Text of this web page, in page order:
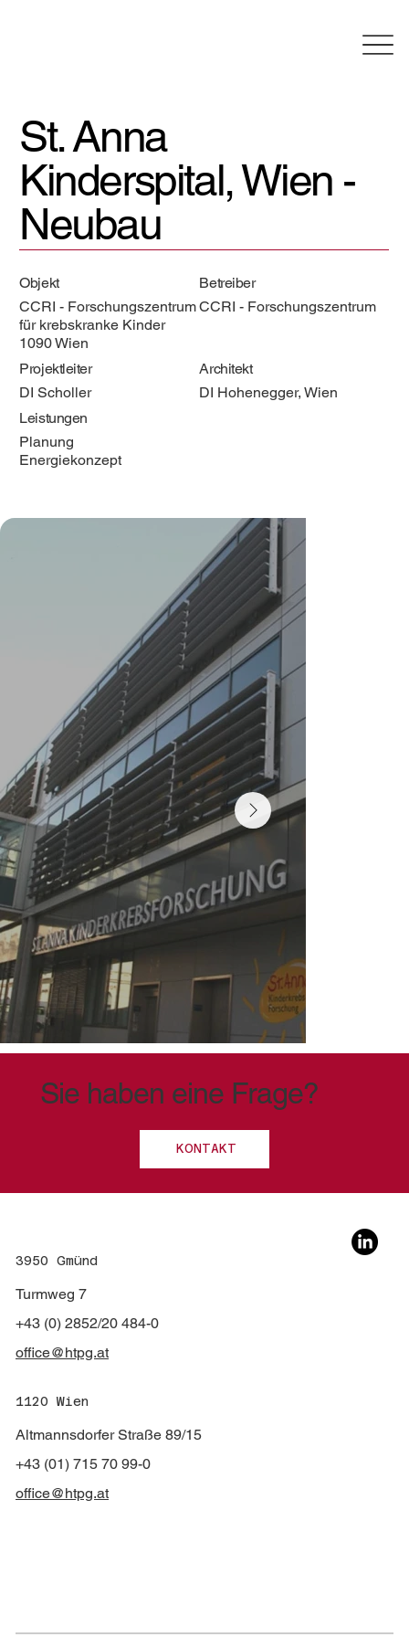
St. Anna
Kinderspital, Wien -
Neubau
CCRI - Forschungszentrum
für krebskranke Kinder
1090 Wien
Objekt
CCRI - Forschungszentrum
Betreiber
DI Scholler
Projektleiter
DI Hohenegger, Wien
Architekt
Planung
Energiekonzept
Leistungen
Sie haben eine Frage?
KONTAKT
3950 Gmünd
Turmweg 7
+43 (0) 2852/20 484-0
office@htpg.at
1120 Wien
Altmannsdorfer Straße 89/15
+43 (01) 715 70 99-0
office@htpg.at